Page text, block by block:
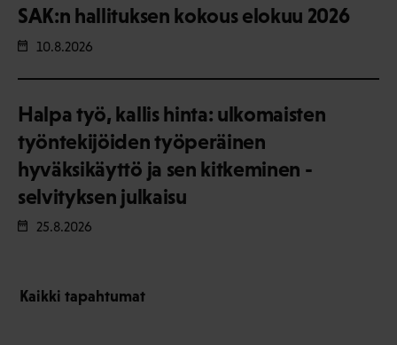
SAK:n hallituksen kokous elokuu 2026
10.8.2026
Halpa työ, kallis hinta: ulkomaisten
työntekijöiden työperäinen
hyväksikäyttö ja sen kitkeminen -
selvityksen julkaisu
25.8.2026
Kaikki tapahtumat